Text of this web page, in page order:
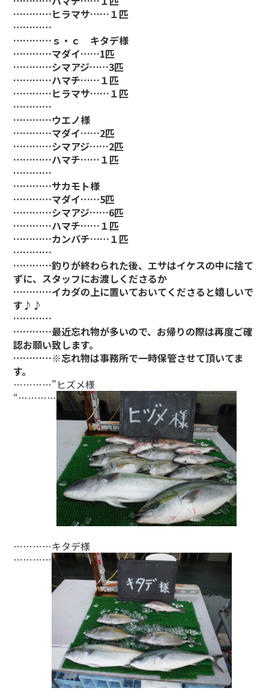
…………ヒラマサ……１匹
…………
…………ｓ・ｃ キタデ様
…………マダイ……1匹
…………シマアジ……3匹
…………ハマチ……１匹
…………ヒラマサ……１匹
…………
…………ウエノ様
…………マダイ……2匹
…………シマアジ……2匹
…………ハマチ……１匹
…………
…………サカモト様
…………マダイ……5匹
…………シマアジ……6匹
…………ハマチ……１匹
…………カンパチ……１匹
…………
…………釣りが終わられた後、エサはイケスの中に捨て
ずに、スタッフにお渡しくださるか
…………イカダの上に置いておいてくださると嬉しいで
す♪♪
…………
…………最近忘れ物が多いので、お帰りの際は再度ご確
認お願い致します。
…………※忘れ物は事務所で一時保管させて頂いてま
す。
…………”ヒズメ様
“…………
…………キタデ様
…………